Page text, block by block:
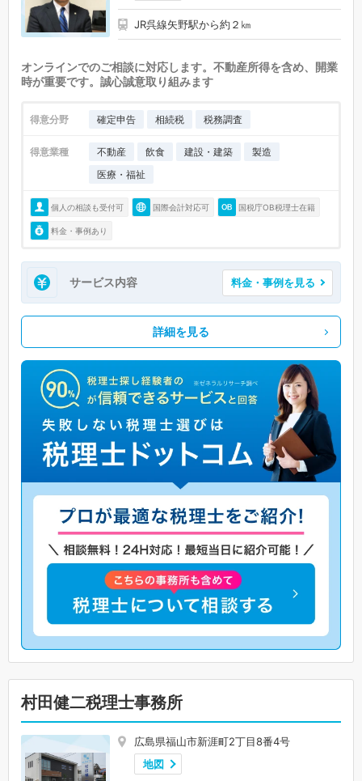
JR呉線矢野駅から約２㎞
オンラインでのご相談に対応します。不動産所得を含め、開業
時が重要です。誠心誠意取り組みます
得意分野 確定申告 相続税 税務調査
得意業種 不動産 飲食 建設・建築
製造
医療・福祉
個人の相談も受付可 国際会計対応可 国税庁OB税理士在籍
料金・事例あり
サービス内容 料金・事例を見る
詳細を見る
村田健二税理士事務所
広島県福山市新涯町2丁目8番4号
地図